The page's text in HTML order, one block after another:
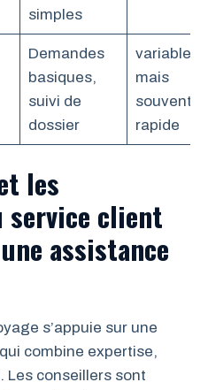
simples
Demandes
basiques,
suivi de
dossier
variable
mais
souvent
rapide
les
service client
assistance
s’appuie sur une
combine expertise,
Les conseillers sont